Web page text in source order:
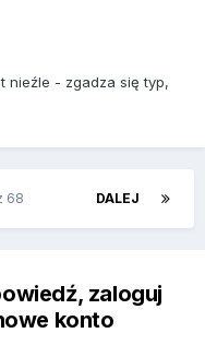
nieźle - zgadza się typ,
DALEJ
68
zaloguj
konto